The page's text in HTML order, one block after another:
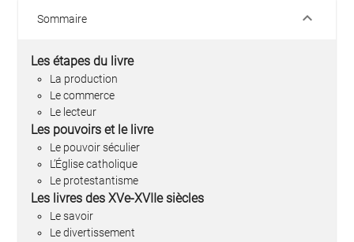
Sommaire keyboard_arrow_down
Les étapes du livre
La production
Le commerce
Le lecteur
Les pouvoirs et le livre
Le pouvoir séculier
L’Église catholique
Le protestantisme
Les livres des XVe-XVIIe siècles
Le savoir
Le divertissement